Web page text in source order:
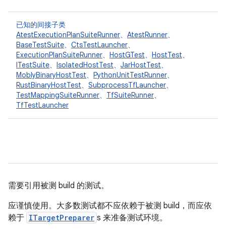
已知的间接子类
AtestExecutionPlanSuiteRunner、 AtestRunner、
BaseTestSuite、 CtsTestLauncher、
ExecutionPlanSuiteRunner、 HostGTest、 HostTest、
ITestSuite、 IsolatedHostTest、 JarHostTest、
MoblyBinaryHostTest、 PythonUnitTestRunner、
RustBinaryHostTest、 SubprocessTfLauncher、
TestMappingSuiteRunner、 TfSuiteRunner、
TfTestLauncher
需要引用被测 build 的测试。
应谨慎使用。大多数测试都不应依赖于被测 build，而应依
赖于 ITargetPreparer s 来准备测试环境。